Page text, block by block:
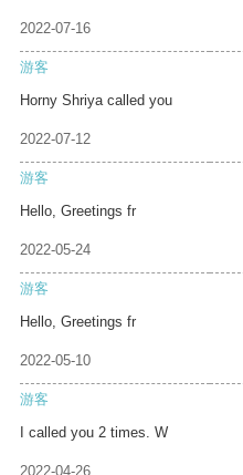
2022-07-16
游客
Horny Shriya called you
2022-07-12
游客
Hello, Greetings fr
2022-05-24
游客
Hello, Greetings fr
2022-05-10
游客
I called you 2 times. W
2022-04-26